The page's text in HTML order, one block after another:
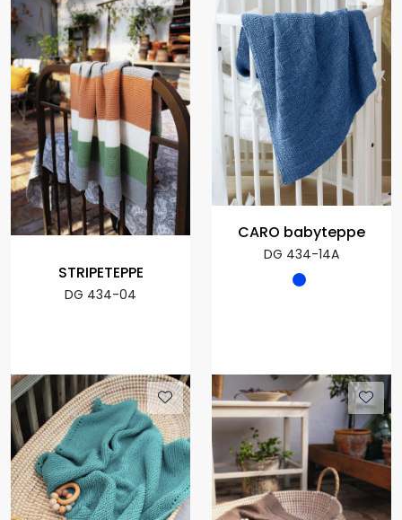
STRIPETEPPE
DG 434-04
CARO babyteppe
DG 434-14A